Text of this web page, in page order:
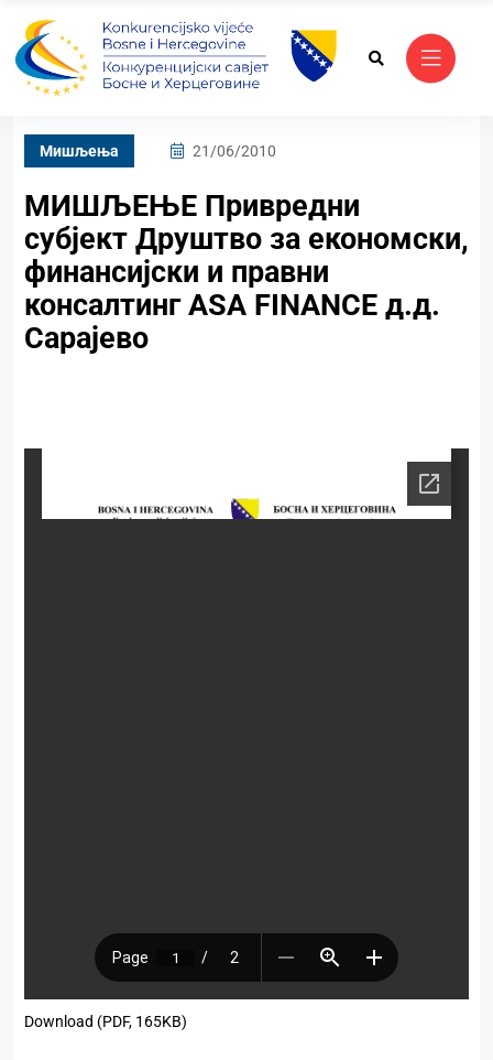
Mишљења 21/06/2010
МИШЉЕЊЕ Привредни
субјект Друштво за економски,
финансијски и правни
консалтинг ASA FINANCE д.д.
Сарајево
Download (PDF, 165KB)